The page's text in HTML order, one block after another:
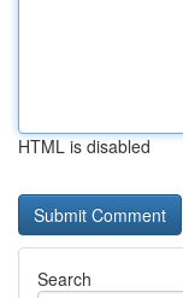
HTML is disabled
Search